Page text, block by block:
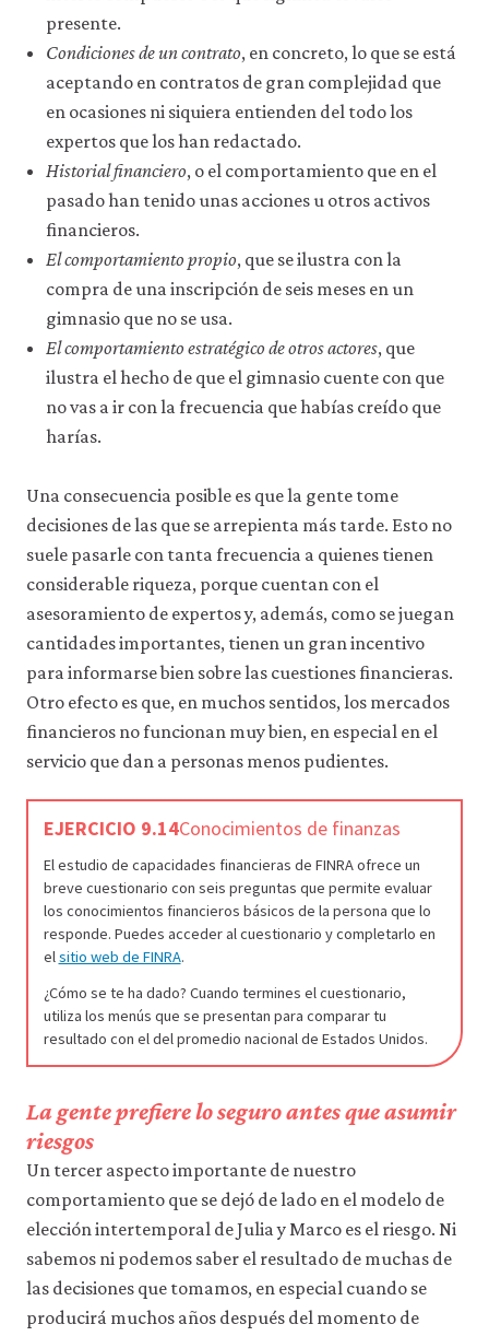
presente.
Condiciones de un contrato, en concreto, lo que se está
aceptando en contratos de gran complejidad que
en ocasiones ni siquiera entienden del todo los
expertos que los han redactado.
Historial financiero, o el comportamiento que en el
pasado han tenido unas acciones u otros activos
financieros.
El comportamiento propio, que se ilustra con la
compra de una inscripción de seis meses en un
gimnasio que no se usa.
El comportamiento estratégico de otros actores, que
ilustra el hecho de que el gimnasio cuente con que
no vas a ir con la frecuencia que habías creído que
harías.
Una consecuencia posible es que la gente tome
decisiones de las que se arrepienta más tarde. Esto no
suele pasarle con tanta frecuencia a quienes tienen
considerable riqueza, porque cuentan con el
asesoramiento de expertos y, además, como se juegan
cantidades importantes, tienen un gran incentivo
para informarse bien sobre las cuestiones financieras.
Otro efecto es que, en muchos sentidos, los mercados
financieros no funcionan muy bien, en especial en el
servicio que dan a personas menos pudientes.
EJERCICIO 9.14Conocimientos de finanzas
El estudio de capacidades financieras de FINRA ofrece un
breve cuestionario con seis preguntas que permite evaluar
los conocimientos financieros básicos de la persona que lo
responde. Puedes acceder al cuestionario y completarlo en
el sitio web de FINRA.
¿Cómo se te ha dado? Cuando termines el cuestionario,
utiliza los menús que se presentan para comparar tu
resultado con el del promedio nacional de Estados Unidos.
La gente prefiere lo seguro antes que asumir
riesgos
Un tercer aspecto importante de nuestro
comportamiento que se dejó de lado en el modelo de
elección intertemporal de Julia y Marco es el riesgo. Ni
sabemos ni podemos saber el resultado de muchas de
las decisiones que tomamos, en especial cuando se
producirá muchos años después del momento de